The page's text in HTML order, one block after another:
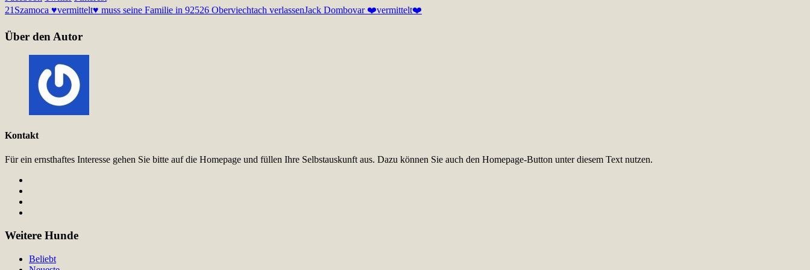
21 Szamoca ♥vermittelt♥ muss seine Familie in 92526 Oberviechtach verlassenJack Dombovar ❤️vermittelt❤️
Über den Autor
Kontakt
Für ein ernsthaftes Interesse gehen Sie bitte auf die Homepage und füllen Ihre Selbstauskunft aus. Dazu können Sie auch den Homepage-Button unter diesem Text nutzen.
Weitere Hunde
Beliebt